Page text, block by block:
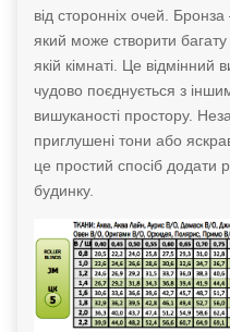
від сторонніх очей. Бронза
який може створити
якій кімнаті. Це
чудово поєднується з
вишуканості простору.
приглушені тони або
це простий спосіб додати
будинку.